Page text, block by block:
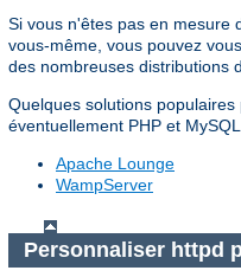
Si vous n'êtes pas en mesure
vous-même, vous pouvez
des nombreuses distributions
Quelques solutions
éventuellement PHP et
Apache Lounge
WampServer
Personnaliser httpd